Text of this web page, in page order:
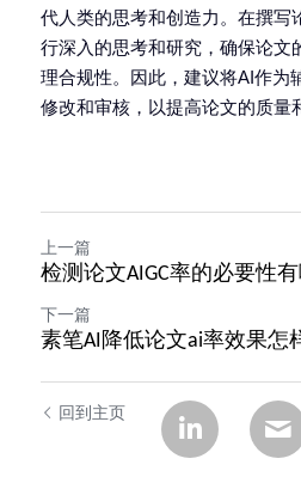
代人类的思考和创造力。在撰写
行深入的思考和研究，确保论文
理合规性。因此，建议将AI作为
修改和审核，以提高论文的质量
上一篇
检测论文AIGC率的必要性有
下一篇
素笔AI降低论文ai率效果怎
回到主页